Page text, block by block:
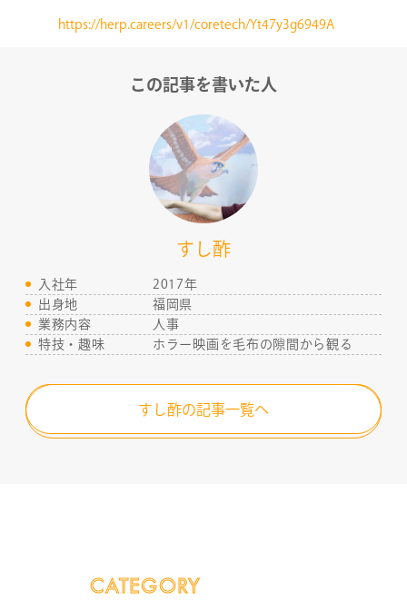
https://herp.careers/v1/coretech/Yt47y3g6949A
CATEGORY
この記事を書いた人
すし酢
入社年
2017年
出身地
福岡県
業務内容
人事
特技・趣味
ホラー映画を毛布の隙間から観る
すし酢の記事一覧へ